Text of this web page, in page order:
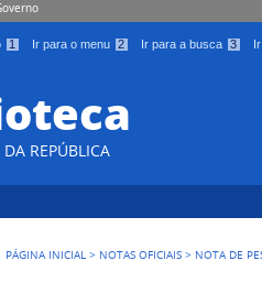
1 Ir para o menu 2 Ir para a busca 3
REPÚBLICA
PÁGINA INICIAL > NOTAS OFICIAIS > NOTA DE